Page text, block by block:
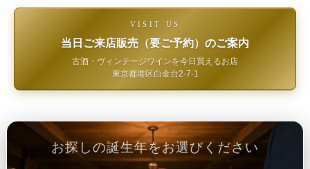
VISIT US
当日ご来店販売（要ご予約）のご案内
古酒・ヴィンテージワインを今日買えるお店
東京都港区白金台2-7-1
お探しの誕生年をお選びください